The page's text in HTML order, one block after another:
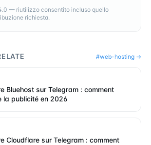
— riutilizzo consentito incluso quello
richiesta.
#web-hosting →
Bluehost sur Telegram : comment
la publicité en 2026
Cloudflare sur Telegram : comment